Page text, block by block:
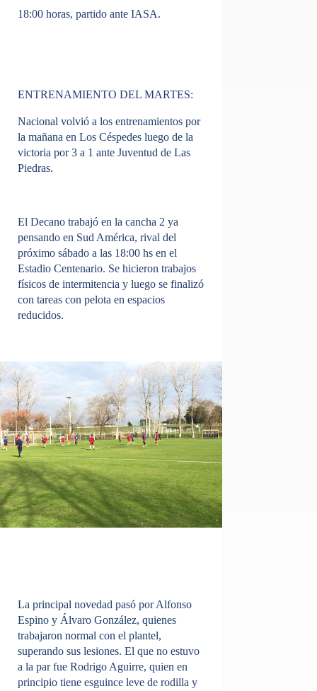
18:00 horas, partido ante IASA.
ENTRENAMIENTO DEL MARTES:
Nacional volvió a los entrenamientos por
la mañana en Los Céspedes luego de la
victoria por 3 a 1 ante Juventud de Las
Piedras.
El Decano trabajó en la cancha 2 ya
pensando en Sud América, rival del
próximo sábado a las 18:00 hs en el
Estadio Centenario. Se hicieron trabajos
físicos de intermitencia y luego se finalizó
con tareas con pelota en espacios
reducidos.
La principal novedad pasó por Alfonso
Espino y Álvaro González, quienes
trabajaron normal con el plantel,
superando sus lesiones. El que no estuvo
a la par fue Rodrigo Aguirre, quien en
principio tiene esguince leve de rodilla y